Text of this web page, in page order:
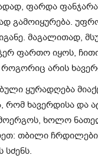
ფარდა
გამოიყურება.
მაგალითად,
ფართო იყოს,
არის
ყურადღება
რომ ხავერდისა და
ხოლო
თბილი
სძენს.